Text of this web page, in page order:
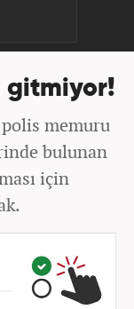
gitmiyor!
memuru
bulunan
için